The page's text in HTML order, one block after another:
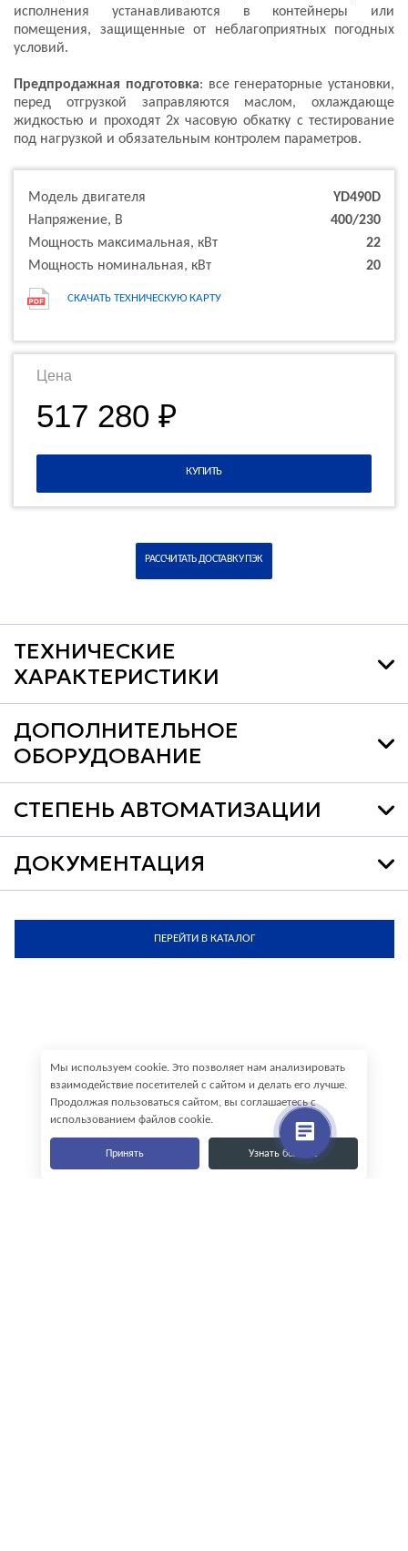
исполнения устанавливаются в контейнеры или
помещения, защищенные от неблагоприятных погодных
условий.
Предпродажная подготовка: все генераторные установки,
перед отгрузкой заправляются маслом, охлаждающе
жидкостью и проходят 2х часовую обкатку с тестирование
под нагрузкой и обязательным контролем параметров.
Модель двигателя
YD490D
Напряжение, В
400/230
Мощность максимальная, кВт
22
Мощность номинальная, кВт
20
СКАЧАТЬ ТЕХНИЧЕСКУЮ КАРТУ
Цена
517 280 ₽
КУПИТЬ
РАССЧИТАТЬ ДОСТАВКУ ПЭК
ТЕХНИЧЕСКИЕ
ХАРАКТЕРИСТИКИ
ДОПОЛНИТЕЛЬНОЕ
ОБОРУДОВАНИЕ
СТЕПЕНЬ АВТОМАТИЗАЦИИ
ДОКУМЕНТАЦИЯ
ПЕРЕЙТИ В КАТАЛОГ
Мы используем cookie. Это позволяет нам анализировать
взаимодействие посетителей с сайтом и делать его лучше.
Продолжая пользоваться сайтом, вы соглашаетесь с
использованием файлов cookie.
Принять Узнать больше